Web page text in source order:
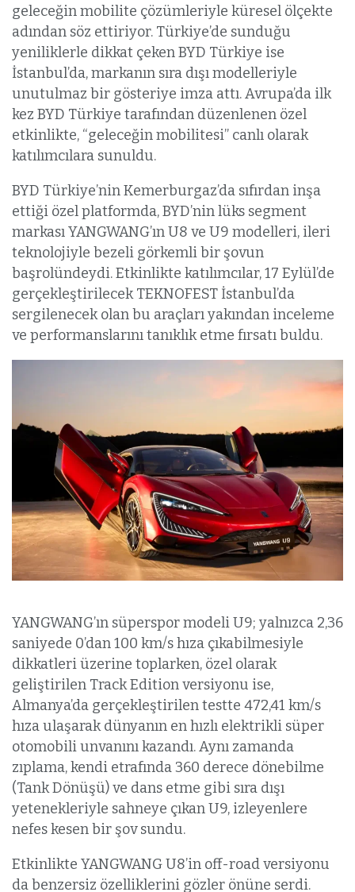
geleceğin mobilite çözümleriyle küresel ölçekte
adından söz ettiriyor. Türkiye’de sunduğu
yeniliklerle dikkat çeken BYD Türkiye ise
İstanbul’da, markanın sıra dışı modelleriyle
unutulmaz bir gösteriye imza attı. Avrupa’da ilk
kez BYD Türkiye tarafından düzenlenen özel
etkinlikte, “geleceğin mobilitesi” canlı olarak
katılımcılara sunuldu.
BYD Türkiye’nin Kemerburgaz’da sıfırdan inşa
ettiği özel platformda, BYD’nin lüks segment
markası YANGWANG’ın U8 ve U9 modelleri, ileri
teknolojiyle bezeli görkemli bir şovun
başrolündeydi. Etkinlikte katılımcılar, 17 Eylül’de
gerçekleştirilecek TEKNOFEST İstanbul’da
sergilenecek olan bu araçları yakından inceleme
ve performanslarını tanıklık etme fırsatı buldu.
YANGWANG’ın süperspor modeli U9; yalnızca 2,36
saniyede 0’dan 100 km/s hıza çıkabilmesiyle
dikkatleri üzerine toplarken, özel olarak
geliştirilen Track Edition versiyonu ise,
Almanya’da gerçekleştirilen testte 472,41 km/s
hıza ulaşarak dünyanın en hızlı elektrikli süper
otomobili unvanını kazandı. Aynı zamanda
zıplama, kendi etrafında 360 derece dönebilme
(Tank Dönüşü) ve dans etme gibi sıra dışı
yetenekleriyle sahneye çıkan U9, izleyenlere
nefes kesen bir şov sundu.
Etkinlikte YANGWANG U8’in off-road versiyonu
da benzersiz özelliklerini gözler önüne serdi.